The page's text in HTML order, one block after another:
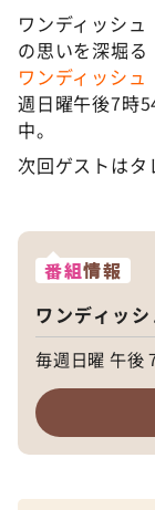
ワンディッシ
の思いを深堀る
ワンディッシ
週日曜午後7時
中。
次回ゲストはタ
番組情報
ワンディッ
毎週日曜 午後